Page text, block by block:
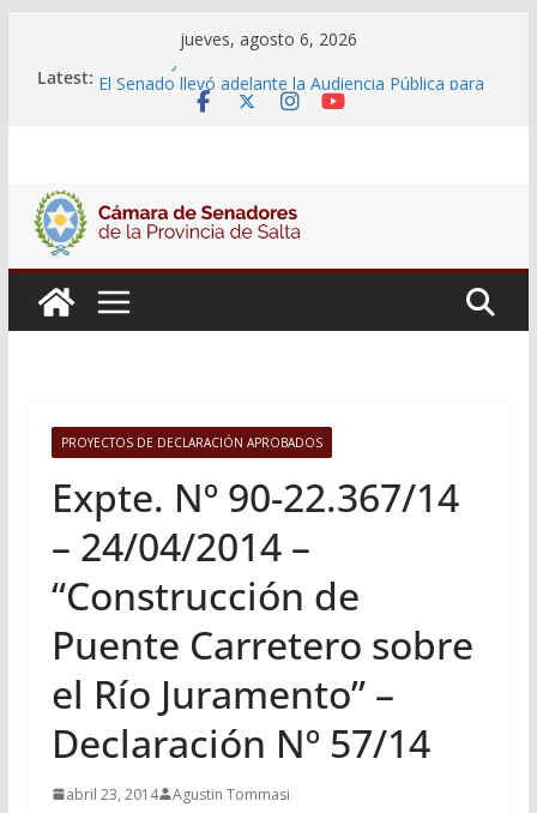
jueves, agosto 6, 2026
Latest:
14 de Mayo 2026
El Senado llevó adelante la Audiencia Pública para
escuchar a la ciudadanía sobre las postulaciones a
y propuso articular una mesa de trabajo con la
Justicia
PROYECTOS DE DECLARACIÓN APROBADOS
Expte. Nº 90-22.367/14
– 24/04/2014 –
“Construcción de
Puente Carretero sobre
el Río Juramento” –
Declaración Nº 57/14
abril 23, 2014 Agustin Tommasi